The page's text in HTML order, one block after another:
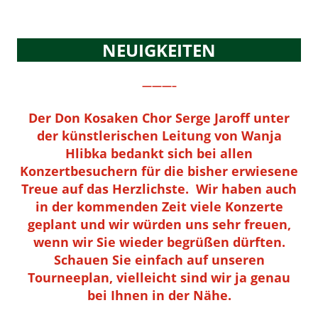
NEUIGKEITEN
———–
Der Don Kosaken Chor Serge Jaroff unter
der künstlerischen Leitung von Wanja
Hlibka bedankt sich bei allen
Konzertbesuchern für die bisher erwiesene
Treue auf das Herzlichste. Wir haben auch
in der kommenden Zeit viele Konzerte
geplant und wir würden uns sehr freuen,
wenn wir Sie wieder begrüßen dürften.
Schauen Sie einfach auf unseren
Tourneeplan, vielleicht sind wir ja genau
bei Ihnen in der Nähe.